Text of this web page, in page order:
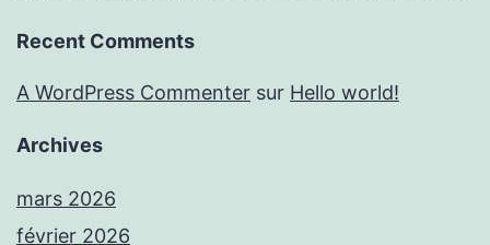
Recent Comments
A WordPress Commenter sur Hello world!
Archives
mars 2026
février 2026